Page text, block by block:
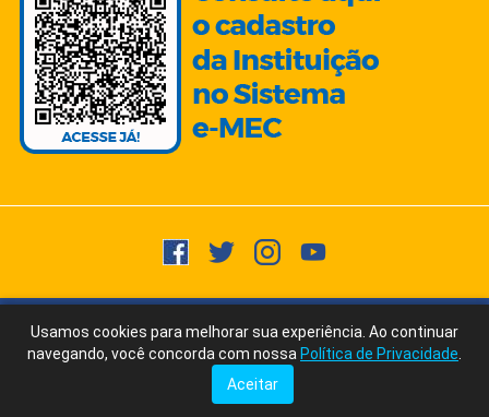
Copyright © 2015 -2026- Todos os direitos reservados. Usuários
Online:200
Ícones/Imagens by Freepik | Fonte Texto: ChatGPT/AI Writer by Ubersuggest
Tudo posso naquele que me fortalece. Filipenses 4:13
Usamos cookies para melhorar sua experiência. Ao continuar
navegando, você concorda com nossa Política de Privacidade
Aceitar
Fale Conosco
via WhatsApp